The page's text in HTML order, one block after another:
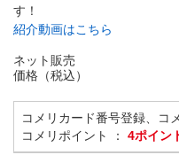
す！
紹介動画はこちら
ネット販売
価格（税込）
コメリカード番号登録、コ
コメリポイント ： 4ポイン